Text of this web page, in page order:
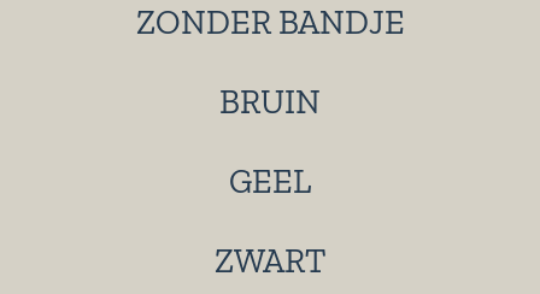
ZONDER BANDJE
BRUIN
GEEL
ZWART